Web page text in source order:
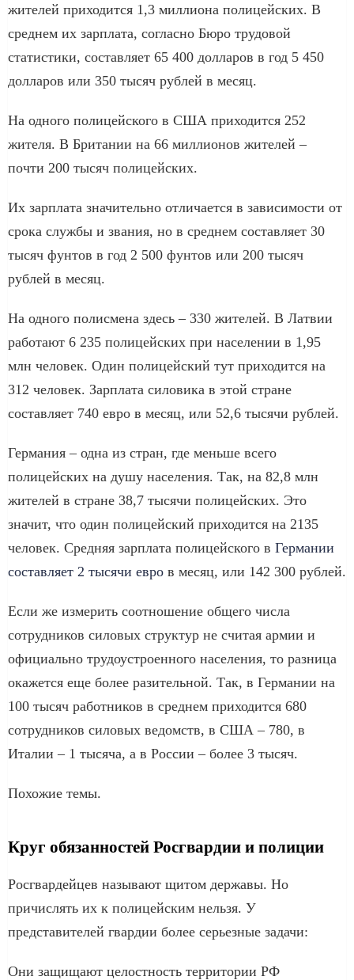
жителей приходится 1,3 миллиона полицейских. В
среднем их зарплата, согласно Бюро трудовой
статистики, составляет 65 400 долларов в год 5 450
долларов или 350 тысяч рублей в месяц.
На одного полицейского в США приходится 252
жителя. В Британии на 66 миллионов жителей –
почти 200 тысяч полицейских.
Их зарплата значительно отличается в зависимости от
срока службы и звания, но в среднем составляет 30
тысяч фунтов в год 2 500 фунтов или 200 тысяч
рублей в месяц.
На одного полисмена здесь – 330 жителей. В Латвии
работают 6 235 полицейских при населении в 1,95
млн человек. Один полицейский тут приходится на
312 человек. Зарплата силовика в этой стране
составляет 740 евро в месяц, или 52,6 тысячи рублей.
Германия – одна из стран, где меньше всего
полицейских на душу населения. Так, на 82,8 млн
жителей в стране 38,7 тысячи полицейских. Это
значит, что один полицейский приходится на 2135
человек. Средняя зарплата полицейского в Германии
составляет 2 тысячи евро в месяц, или 142 300 рублей.
Если же измерить соотношение общего числа
сотрудников силовых структур не считая армии и
официально трудоустроенного населения, то разница
окажется еще более разительной. Так, в Германии на
100 тысяч работников в среднем приходится 680
сотрудников силовых ведомств, в США – 780, в
Италии – 1 тысяча, а в России – более 3 тысяч.
Похожие темы.
Круг обязанностей Росгвардии и полиции
Росгвардейцев называют щитом державы. Но
причислять их к полицейским нельзя. У
представителей гвардии более серьезные задачи:
Они защищают целостность территории РФ